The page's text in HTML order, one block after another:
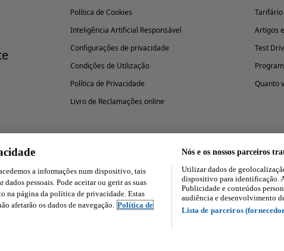
Política de Cookies
Inteligência Artificial Responsável
Configurações de privacidade
Condições de Utilização
Política de Privacidade
Livro de Reclamações online
Artigos
Test
Quanto
Experimenta a aplicação
a informações num dispositivo, tais
pessoais. Pode aceitar ou gerir as suas
na página da política de privacidade. Estas
afetarão os dados de navegação. Política de
Nós e os nossos parceiros
Utilizar dados de
dispositivo para identificação.
Publicidade e conteúdos
audiência e desenvolvimento
Lista de parceiros